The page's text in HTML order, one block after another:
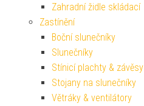
Zahradní židle skládací
Zastínění
Boční slunečníky
Slunečníky
Stínicí plachty & závěsy
Stojany na slunečníky
Větráky & ventilátory